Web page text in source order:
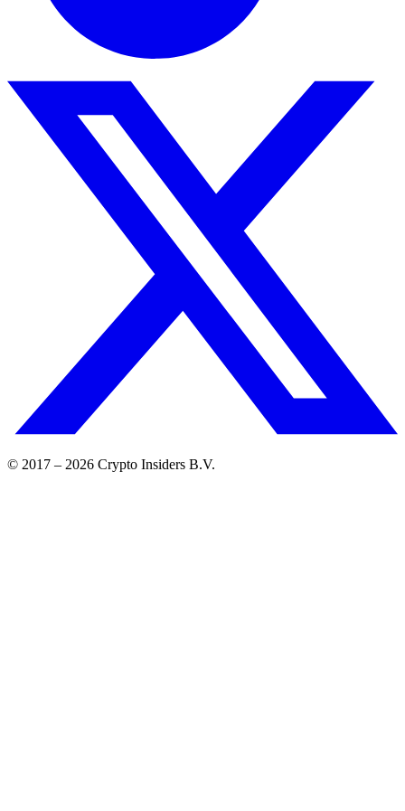
© 2017 – 2026 Crypto Insiders B.V.